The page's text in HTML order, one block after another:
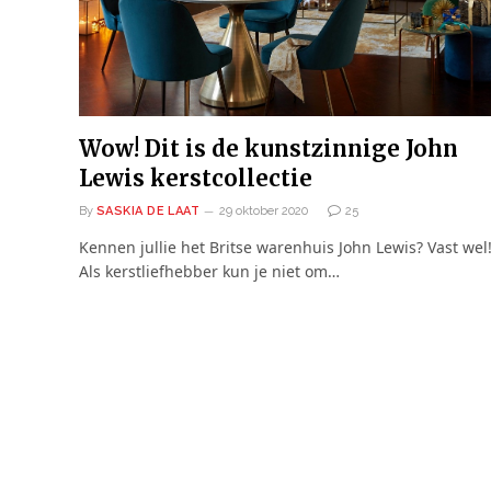
Wow! Dit is de kunstzinnige John
Lewis kerstcollectie
By SASKIA DE LAAT 29 oktober 2020 25
Kennen jullie het Britse warenhuis John Lewis? Vast wel!
Als kerstliefhebber kun je niet om…